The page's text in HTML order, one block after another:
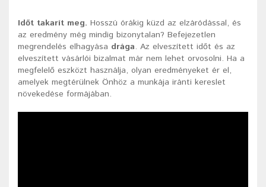
Időt takarít meg. Hosszú órákig küzd az elzáródással, és
az eredmény még mindig bizonytalan? Befejezetlen
megrendelés elhagyása drága. Az elveszített időt és az
elveszített vásárlói bizalmat már nem lehet orvosolni. Ha a
megfelelő eszközt használja, olyan eredményeket ér el,
amelyek megtérülnek Önhöz a munkája iránti kereslet
növekedése formájában.